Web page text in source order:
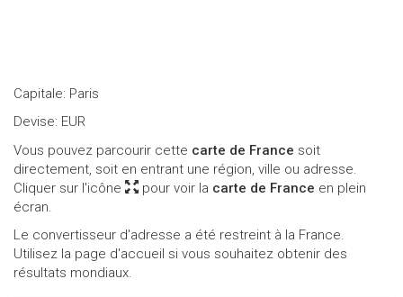
Capitale: Paris
Devise: EUR
Vous pouvez parcourir cette carte de France soit
directement, soit en entrant une région, ville ou adresse.
Cliquer sur l'icône
pour voir la carte de France en plein
écran.
Le convertisseur d'adresse a été restreint à la France.
Utilisez la page d'accueil si vous souhaitez obtenir des
résultats mondiaux.